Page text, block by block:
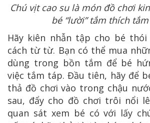
Chú vịt cao su là món đồ chơi
bé “lười” tắm thích
Hãy kiên nhẫn tập cho bé
cách từ từ. Bạn có thể mua
dùng trong bồn tắm để bé
việc tắm táp. Đầu tiên, hãy để
thả đồ chơi vào trong chậu
sau, đẩy cho đồ chơi trôi nổi
quan sát xem bé có với lấy